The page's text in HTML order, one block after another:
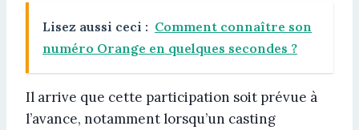
Lisez aussi ceci : Comment connaître son
numéro Orange en quelques secondes ?
Il arrive que cette participation soit prévue à
l’avance, notamment lorsqu’un casting